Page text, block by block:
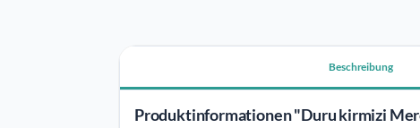
Beschreibung
Produktinformationen "Duru kirmizi